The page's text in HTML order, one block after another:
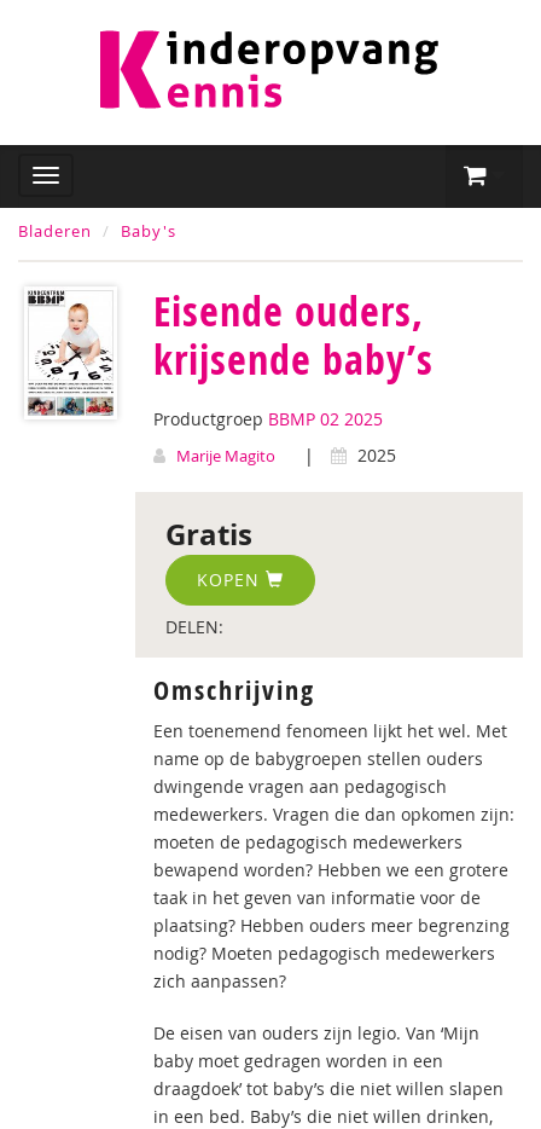
Bladeren Baby's
Eisende ouders,
krijsende baby’s
Productgroep BBMP 02 2025
Marije Magito | 2025
Gratis
KOPEN
DELEN:
Omschrijving
Een toenemend fenomeen lijkt het wel. Met
name op de babygroepen stellen ouders
dwingende vragen aan pedagogisch
medewerkers. Vragen die dan opkomen zijn:
moeten de pedagogisch medewerkers
bewapend worden? Hebben we een grotere
taak in het geven van informatie voor de
plaatsing? Hebben ouders meer begrenzing
nodig? Moeten pedagogisch medewerkers
zich aanpassen?
De eisen van ouders zijn legio. Van ‘Mijn
baby moet gedragen worden in een
draagdoek’ tot baby’s die niet willen slapen
in een bed. Baby’s die niet willen drinken,